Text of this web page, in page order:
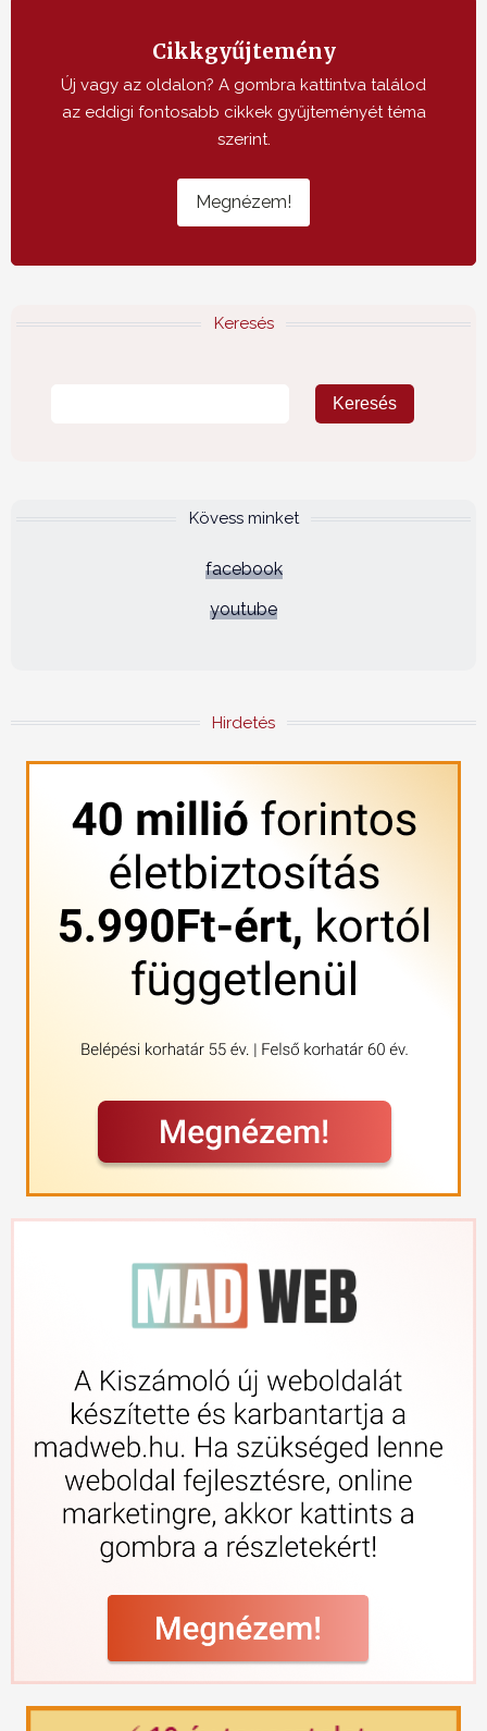
Cikkgyűjtemény
Új vagy az oldalon? A gombra kattintva találod
az eddigi fontosabb cikkek gyűjteményét téma
szerint.
Megnézem!
Keresés
Kövess minket
facebook
youtube
Hirdetés